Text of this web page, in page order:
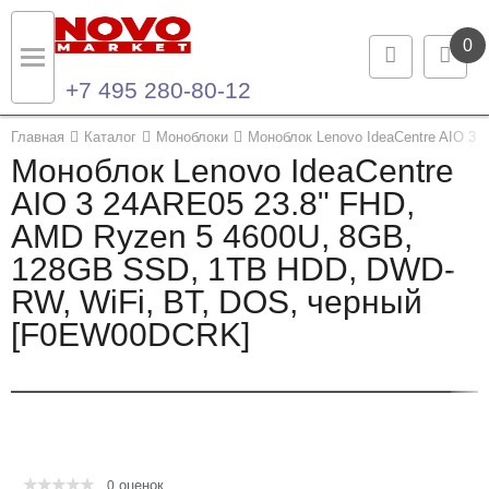
0
+7 495 280-80-12
Главная Каталог Моноблоки Моноблок Lenovo IdeaCentre AIO 3
Моноблок Lenovo IdeaCentre
AIO 3 24ARE05 23.8" FHD,
AMD Ryzen 5 4600U, 8GB,
128GB SSD, 1TB HDD, DWD-
RW, WiFi, BT, DOS, черный
[F0EW00DCRK]
0 оценок
Назад
Каталог продукции
Ноутбуки и ультрабуки
Компьютеры
Моноблоки
Назад
Контакты
Контактная информация